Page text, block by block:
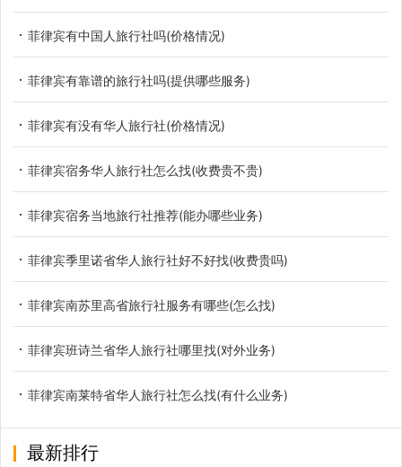
菲律宾有中国人旅行社吗(价格情况)
菲律宾有靠谱的旅行社吗(提供哪些服务)
菲律宾有没有华人旅行社(价格情况)
菲律宾宿务华人旅行社怎么找(收费贵不贵)
菲律宾宿务当地旅行社推荐(能办哪些业务)
菲律宾季里诺省华人旅行社好不好找(收费贵吗)
菲律宾南苏里高省旅行社服务有哪些(怎么找)
菲律宾班诗兰省华人旅行社哪里找(对外业务)
菲律宾南莱特省华人旅行社怎么找(有什么业务)
最新排行